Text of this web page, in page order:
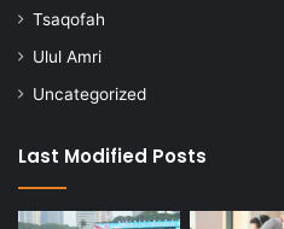
Tsaqofah
Ulul Amri
Uncategorized
Last Modified Posts